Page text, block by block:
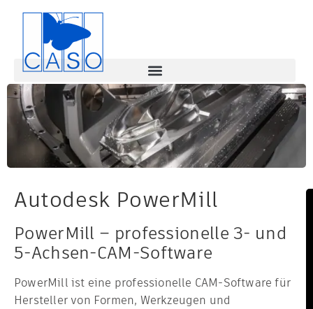
Autodesk PowerMill
PowerMill – professionelle 3- und
5-Achsen-CAM-Software
PowerMill ist eine professionelle CAM-Software für
Hersteller von Formen, Werkzeugen und